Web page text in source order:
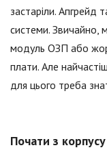
застаріли. Апгрейд
системи. Звичайно,
модуль ОЗП або
плати. Але
для цього треба
Почати з корпусу